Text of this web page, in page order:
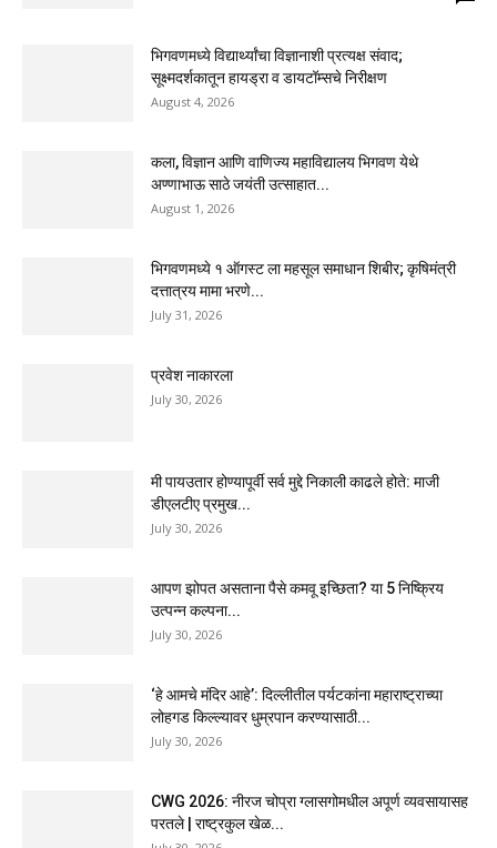
भिगवणमध्ये विद्यार्थ्यांचा विज्ञानाशी प्रत्यक्ष संवाद;
सूक्ष्मदर्शकातून हायड्रा व डायटॉम्सचे निरीक्षण
August 4, 2026
कला, विज्ञान आणि वाणिज्य महाविद्यालय भिगवण येथे
अण्णाभाऊ साठे जयंती उत्साहात...
August 1, 2026
भिगवणमध्ये १ ऑगस्ट ला महसूल समाधान शिबीर; कृषिमंत्री
दत्तात्रय मामा भरणे...
July 31, 2026
प्रवेश नाकारला
July 30, 2026
मी पायउतार होण्यापूर्वी सर्व मुद्दे निकाली काढले होते: माजी
डीएलटीए प्रमुख...
July 30, 2026
आपण झोपत असताना पैसे कमवू इच्छिता? या 5 निष्क्रिय
उत्पन्न कल्पना...
July 30, 2026
‘हे आमचे मंदिर आहे’: दिल्लीतील पर्यटकांना महाराष्ट्राच्या
लोहगड किल्ल्यावर धुम्रपान करण्यासाठी...
July 30, 2026
CWG 2026: नीरज चोप्रा ग्लासगोमधील अपूर्ण व्यवसायासह
परतले | राष्ट्रकुल खेळ...